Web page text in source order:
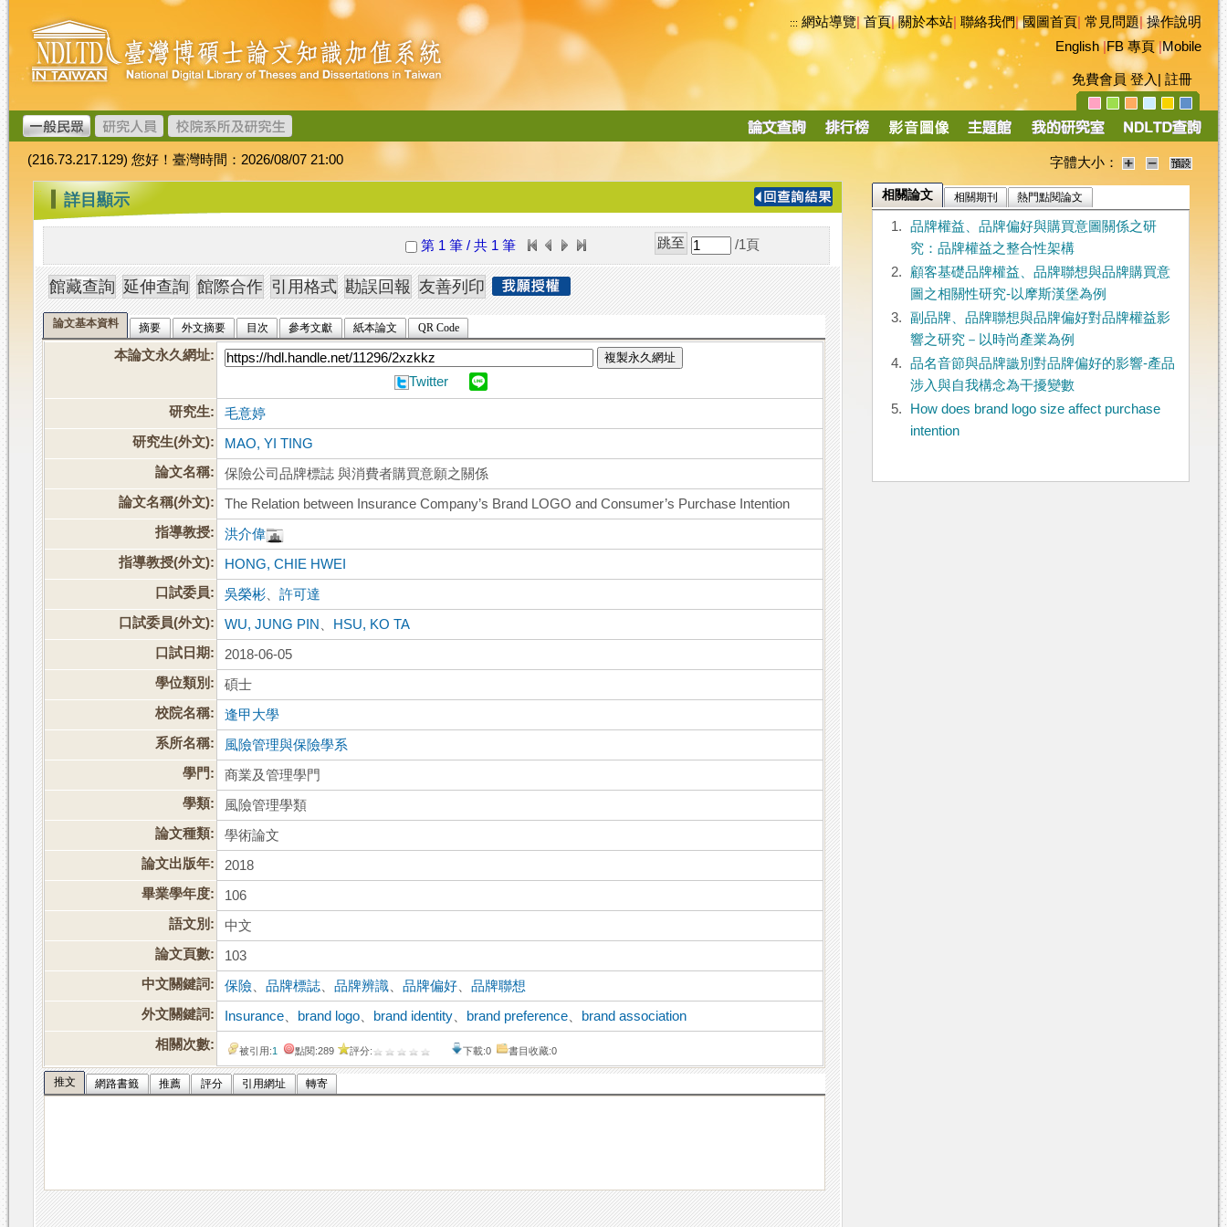
跳
到
主
要
內
容
臺
灣
博
碩
士
論
文
加
值
系
統
::: 網站導覽|首頁|關於本站 聯絡我們|國圖首頁 常見問題|操作說明
English|FB 專頁|Mobile
免費會員 登入 註冊
導
(216.73.217.129) 您好！臺灣時間：2026/08/07 21:00 字體大小：
::: 詳目顯示
第 1 筆 / 共 1 筆 /1 頁
論文基本資料 摘要 外文摘要 目次 參考文獻 紙本論文 QR Code
本論文永久網址: 複製永久網址
Twitter
研究生:
毛意婷
研究生(外文):
MAO, YI TING
論文名稱:
保險公司品牌標誌 與消費者購買意願之關係
論文名稱(外文):
The Relation between Insurance Company’s Brand LOGO and Consumer’s Purchase Intention
指導教授:
洪介偉
指導教授(外文):
HONG, CHIE HWEI
口試委員:
吳榮彬 、許可達
口試委員(外文):
WU, JUNG PIN
HSU, KO TA
口試日期:
2018-06-05
學位類別:
碩士
校院名稱:
逢甲大學
系所名稱:
風險管理與保險學系
學門:
商業及管理學門
學類:
風險管理學類
論文種類:
學術論文
論文出版年:
2018
畢業學年度:
106
語文別:
中文
論文頁數:
103
中文關鍵詞:
保險 、品牌標誌 、品牌辨識 、品牌偏好 、品牌聯想
外文關鍵詞:
Insurance brand logo brand identity brand preference
brand association
相關次數:
被引用:1 點閱:289 評分: 下載:0 書目收藏:0
推文 網路書籤 推薦 評分 引用網址 轉寄
相關論文 相關期刊 熱門點閱論文
1.
品牌權益、品牌偏好與購買意圖關係之研
究：品牌權益之整合性架構
2.
顧客基礎品牌權益、品牌聯想與品牌購買意
圖之相關性研究-以摩斯漢堡為例
3.
副品牌、品牌聯想與品牌偏好對品牌權益影
響之研究－以時尚產業為例
4.
品名音節與品牌識別對品牌偏好的影響-產品
涉入與自我構念為干擾變數
5.
How does brand logo size affect purchase
intention